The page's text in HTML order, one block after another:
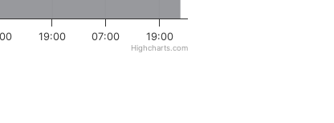
19:00 07:00 19:00
Highcharts.com